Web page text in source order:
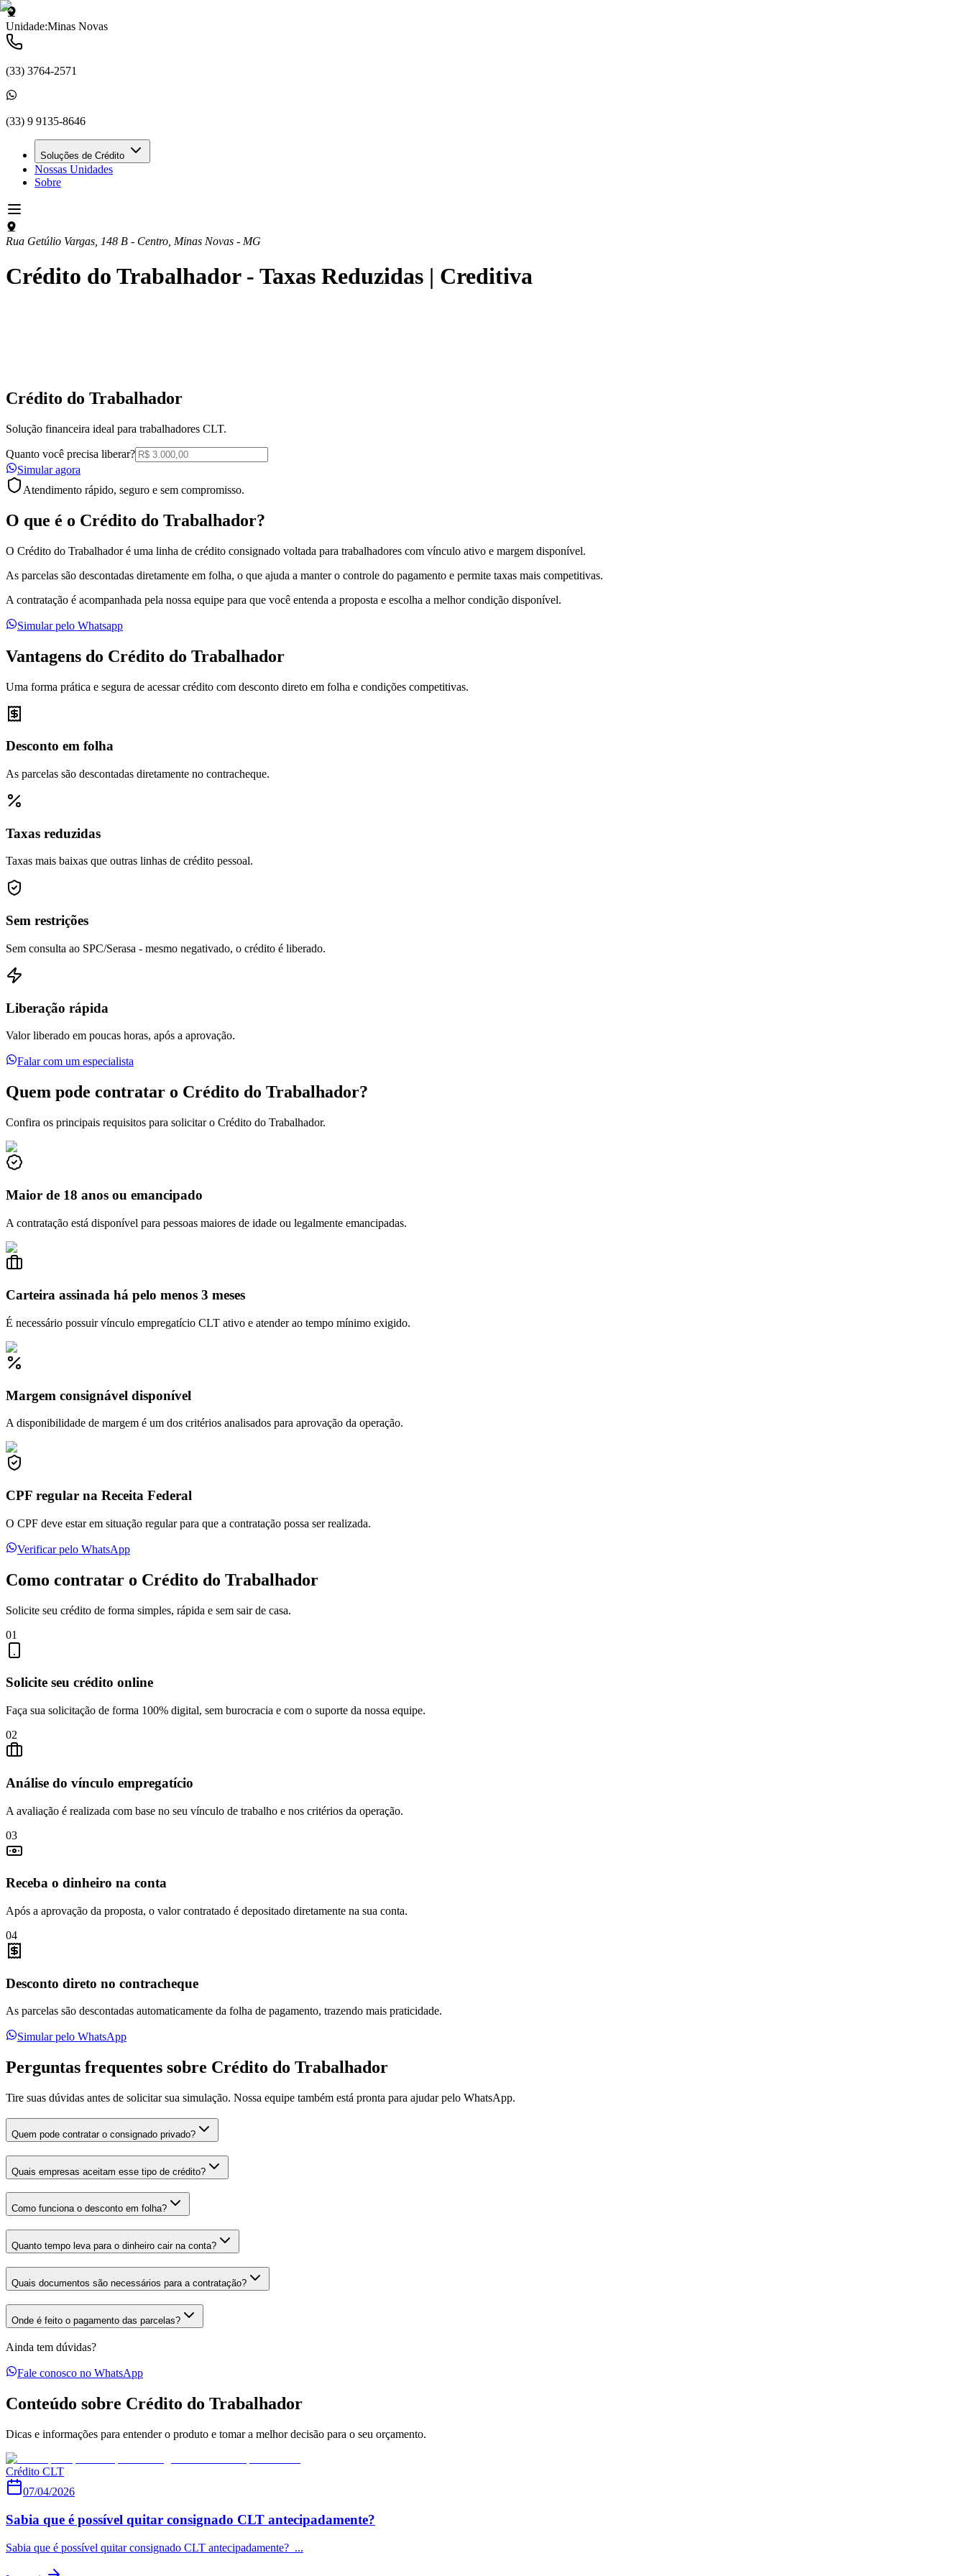
Unidade:Minas Novas
(33) 3764-2571
(33) 9 9135-8646
Soluções de Crédito
Nossas Unidades
Sobre
Rua Getúlio Vargas, 148 B - Centro Minas Novas - MG
Crédito do Trabalhador - Taxas Reduzidas | Creditiva
Crédito do Trabalhador
Solução financeira ideal para trabalhadores CLT.
Quanto você precisa liberar?
Simular agora
Atendimento rápido, seguro e sem compromisso.
O que é o Crédito do Trabalhador?
O Crédito do Trabalhador é uma linha de crédito consignado voltada para trabalhadores com vínculo ativo e margem disponível.
As parcelas são descontadas diretamente em folha, o que ajuda a manter o controle do pagamento e permite taxas mais competitivas.
A contratação é acompanhada pela nossa equipe para que você entenda a proposta e escolha a melhor condição disponível.
Simular pelo Whatsapp
Vantagens do Crédito do Trabalhador
Uma forma prática e segura de acessar crédito com desconto direto em folha e condições competitivas.
Desconto em folha
As parcelas são descontadas diretamente no contracheque.
Taxas reduzidas
Taxas mais baixas que outras linhas de crédito pessoal.
Sem restrições
Sem consulta ao SPC/Serasa - mesmo negativado, o crédito é liberado.
Liberação rápida
Valor liberado em poucas horas, após a aprovação.
Falar com um especialista
Quem pode contratar o Crédito do Trabalhador?
Confira os principais requisitos para solicitar o Crédito do Trabalhador.
Maior de 18 anos ou emancipado
A contratação está disponível para pessoas maiores de idade ou legalmente emancipadas.
Carteira assinada há pelo menos 3 meses
É necessário possuir vínculo empregatício CLT ativo e atender ao tempo mínimo exigido.
Margem consignável disponível
A disponibilidade de margem é um dos critérios analisados para aprovação da operação.
CPF regular na Receita Federal
O CPF deve estar em situação regular para que a contratação possa ser realizada.
Verificar pelo WhatsApp
Como contratar o Crédito do Trabalhador
Solicite seu crédito de forma simples, rápida e sem sair de casa.
01
Solicite seu crédito online
Faça sua solicitação de forma 100% digital, sem burocracia e com o suporte da nossa equipe.
02
Análise do vínculo empregatício
A avaliação é realizada com base no seu vínculo de trabalho e nos critérios da operação.
03
Receba o dinheiro na conta
Após a aprovação da proposta, o valor contratado é depositado diretamente na sua conta.
04
Desconto direto no contracheque
As parcelas são descontadas automaticamente da folha de pagamento, trazendo mais praticidade.
Simular pelo WhatsApp
Perguntas frequentes sobre Crédito do Trabalhador
Tire suas dúvidas antes de solicitar sua simulação. Nossa equipe também está pronta para ajudar pelo WhatsApp.
Quem pode contratar o consignado privado?
Quais empresas aceitam esse tipo de crédito?
Como funciona o desconto em folha?
Quanto tempo leva para o dinheiro cair na conta?
Quais documentos são necessários para a contratação?
Onde é feito o pagamento das parcelas?
Ainda tem dúvidas?
Fale conosco no WhatsApp
Conteúdo sobre Crédito do Trabalhador
Dicas e informações para entender o produto e tomar a melhor decisão para o seu orçamento.
Crédito CLT
07/04/2026
Sabia que é possível quitar consignado CLT antecipadamente?
Sabia que é possível quitar consignado CLT antecipadamente? ...